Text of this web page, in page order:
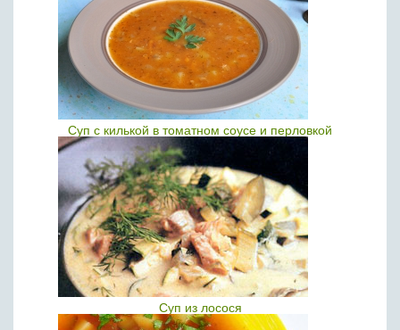
Суп с килькой в томатном соусе и перловкой
Суп из лосося